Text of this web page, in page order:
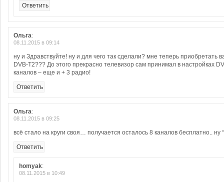
Ответить
Ольга:
08.11.2015 в 09:14
ну и Здравствуйте! ну и для чего так сделали? мне теперь приобретать
DVВ-Т2??? До этого прекрасно телевизор сам принимал в настройках
каналов – еще и + 3 радио!
Ответить
Ольга:
08.11.2015 в 09:25
всё стало на круги своя… получается осталось 8 каналов бесплатно.. ну
Ответить
homyak:
08.11.2015 в 10:49